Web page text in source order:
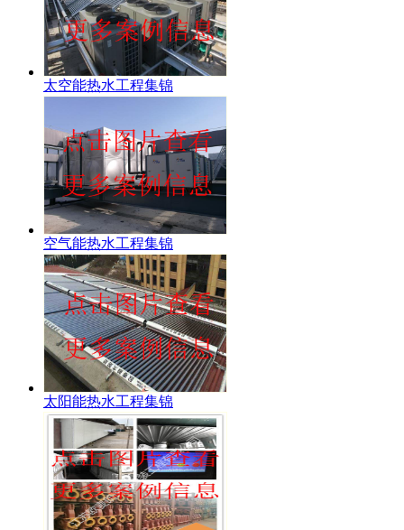
太空能热水工程集锦
空气能热水工程集锦
太阳能热水工程集锦